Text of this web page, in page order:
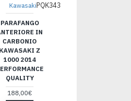
KawasakiPQK343
PARAFANGO
IN
CARBONIO
Z
1000 2014
QUALITY
188,00€